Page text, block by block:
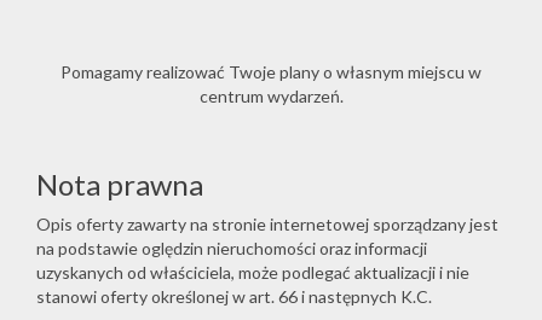
Pomagamy realizować Twoje plany o własnym miejscu w
centrum wydarzeń.
Nota prawna
Opis oferty zawarty na stronie internetowej sporządzany jest
na podstawie oględzin nieruchomości oraz informacji
uzyskanych od właściciela, może podlegać aktualizacji i nie
stanowi oferty określonej w art. 66 i następnych K.C.